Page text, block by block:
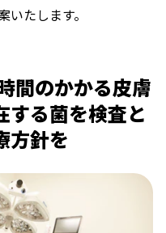
たします。
間のかかる皮膚
する菌を検査と
方針を